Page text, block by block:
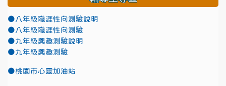
●八年級職涯性向測驗說明
●八年級職涯性向測驗
●九年級興趣測驗說明
●九年級興趣測驗
●桃園市心靈加油站